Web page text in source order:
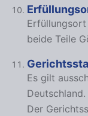
beide Teile
Es gilt
Deutschland.
Der